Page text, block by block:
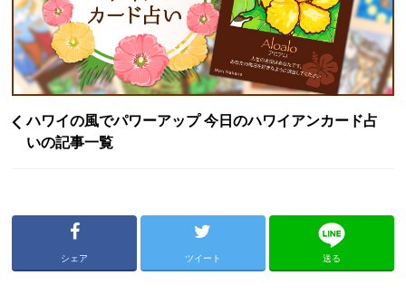
ハワイの風でパワーアップ 今日のハワイアンカード占
いの記事一覧
シェア ツイート 送る